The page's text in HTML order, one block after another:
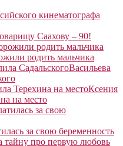
кинематографа
Саахову – 90!
родить мальчика
Васильева
Ксения
на место
за свою беременность